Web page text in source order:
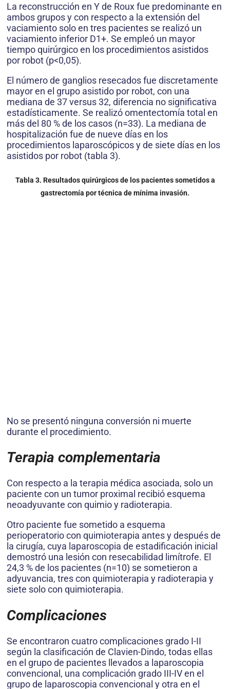
La reconstrucción en Y de Roux fue predominante en
ambos grupos y con respecto a la extensión del
vaciamiento solo en tres pacientes se realizó un
vaciamiento inferior D1+. Se empleó un mayor
tiempo quirúrgico en los procedimientos asistidos
por robot (p<0,05).
El número de ganglios resecados fue discretamente
mayor en el grupo asistido por robot, con una
mediana de 37 versus 32, diferencia no significativa
estadísticamente. Se realizó omentectomía total en
más del 80 % de los casos (n=33). La mediana de
hospitalización fue de nueve días en los
procedimientos laparoscópicos y de siete días en los
asistidos por robot (tabla 3).
Tabla 3. Resultados quirúrgicos de los pacientes sometidos a
gastrectomía por técnica de mínima invasión.
No se presentó ninguna conversión ni muerte
durante el procedimiento.
Terapia complementaria
Con respecto a la terapia médica asociada, solo un
paciente con un tumor proximal recibió esquema
neoadyuvante con quimio y radioterapia.
Otro paciente fue sometido a esquema
perioperatorio con quimioterapia antes y después de
la cirugía, cuya laparoscopia de estadificación inicial
demostró una lesión con resecabilidad limítrofe. El
24,3 % de los pacientes (n=10) se sometieron a
adyuvancia, tres con quimioterapia y radioterapia y
siete solo con quimioterapia.
Complicaciones
Se encontraron cuatro complicaciones grado I-II
según la clasificación de Clavien-Dindo, todas ellas
en el grupo de pacientes llevados a laparoscopia
convencional, una complicación grado III-IV en el
grupo de laparoscopia convencional y otra en el